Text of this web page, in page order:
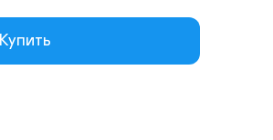
Купить